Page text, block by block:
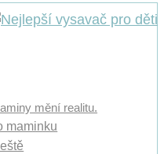
mění realitu.
maminku